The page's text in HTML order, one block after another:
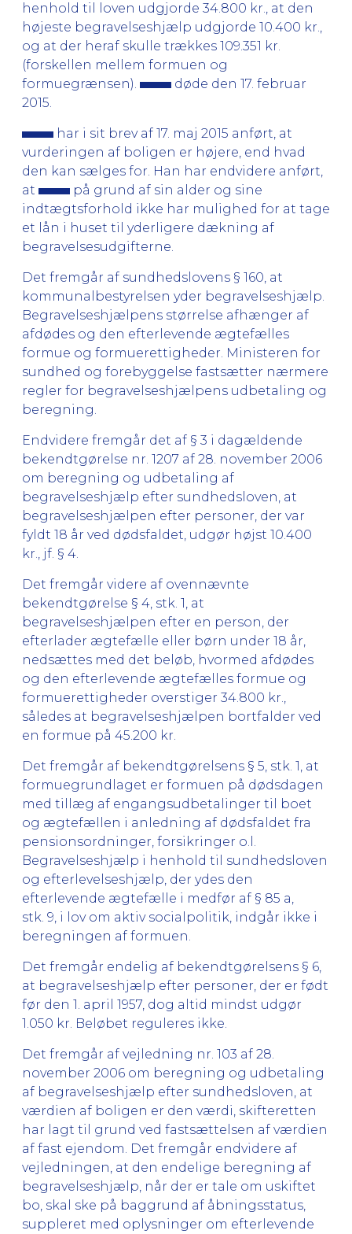
henhold til loven udgjorde 34.800 kr., at den
højeste begravelseshjælp udgjorde 10.400 kr.,
og at der heraf skulle trækkes 109.351 kr.
(forskellen mellem formuen og
formuegrænsen).
døde den 17. februar
2015.
har i sit brev af 17. maj 2015 anført, at
vurderingen af boligen er højere, end hvad
den kan sælges for. Han har endvidere anført,
at
på grund af sin alder og sine
indtægtsforhold ikke har mulighed for at tage
et lån i huset til yderligere dækning af
begravelsesudgifterne.
Det fremgår af sundhedslovens § 160, at
kommunalbestyrelsen yder begravelseshjælp.
Begravelseshjælpens størrelse afhænger af
afdødes og den efterlevende ægtefælles
formue og formuerettigheder. Ministeren for
sundhed og forebyggelse fastsætter nærmere
regler for begravelseshjælpens udbetaling og
beregning.
Endvidere fremgår det af § 3 i dagældende
bekendtgørelse nr. 1207 af 28. november 2006
om beregning og udbetaling af
begravelseshjælp efter sundhedsloven, at
begravelseshjælpen efter personer, der var
fyldt 18 år ved dødsfaldet, udgør højst 10.400
kr., jf. § 4.
Det fremgår videre af ovennævnte
bekendtgørelse § 4, stk. 1, at
begravelseshjælpen efter en person, der
efterlader ægtefælle eller børn under 18 år,
nedsættes med det beløb, hvormed afdødes
og den efterlevende ægtefælles formue og
formuerettigheder overstiger 34.800 kr.,
således at begravelseshjælpen bortfalder ved
en formue på 45.200 kr.
Det fremgår af bekendtgørelsens § 5, stk. 1, at
formuegrundlaget er formuen på dødsdagen
med tillæg af engangsudbetalinger til boet
og ægtefællen i anledning af dødsfaldet fra
pensionsordninger, forsikringer o.l.
Begravelseshjælp i henhold til sundhedsloven
og efterlevelseshjælp, der ydes den
efterlevende ægtefælle i medfør af § 85 a,
stk. 9, i lov om aktiv socialpolitik, indgår ikke i
beregningen af formuen.
Det fremgår endelig af bekendtgørelsens § 6,
at begravelseshjælp efter personer, der er født
før den 1. april 1957, dog altid mindst udgør
1.050 kr. Beløbet reguleres ikke.
Det fremgår af vejledning nr. 103 af 28.
november 2006 om beregning og udbetaling
af begravelseshjælp efter sundhedsloven, at
værdien af boligen er den værdi, skifteretten
har lagt til grund ved fastsættelsen af værdien
af fast ejendom. Det fremgår endvidere af
vejledningen, at den endelige beregning af
begravelseshjælp, når der er tale om uskiftet
bo, skal ske på baggrund af åbningsstatus,
suppleret med oplysninger om efterlevende